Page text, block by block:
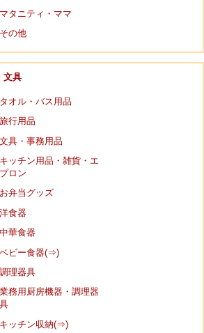
マタニティ・ママ
その他
文具
タオル・バス用品
旅行用品
文具・事務用品
キッチン用品・雑貨・エ
プロン
お弁当グッズ
洋食器
中華食器
ベビー食器(⇒)
調理器具
業務用厨房機器・調理器
具
キッチン収納(⇒)